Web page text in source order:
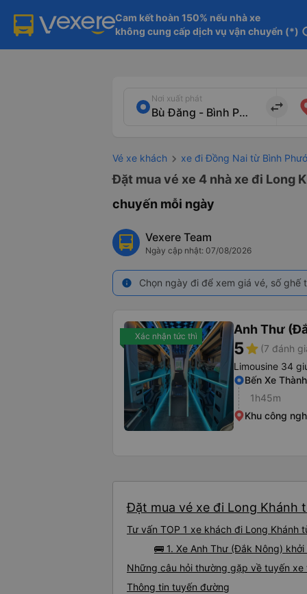
Cam kết hoàn 150% nếu nhà xe
không cung cấp dịch vụ vận chuyển (*)
Nơi xuất phát
import_export
Vé xe khách xe đi Đồng Nai từ Bình
Đặt mua vé xe 4 nhà xe đi Long
chuyến mỗi ngày
Vexere Team
Ngày cập nhật: 07/08/2026
info Chọn ngày đi để xem giá vé, số
Xác nhận tức thì Anh Thư
5star (7 đánh
Limousine 34
Bến Xe
1h45m
Khu công
Đặt mua vé xe đi Long Khánh
Tư vấn TOP 1 xe khách đi Long
🚌 1. Xe Anh Thư (Đắk Nông) khởi
Những câu hỏi thường gặp về tuyến
Thông tin tuyến đường